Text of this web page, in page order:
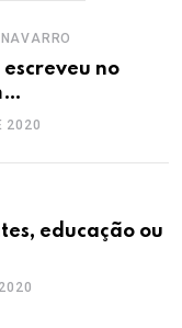
no
2020
educação ou